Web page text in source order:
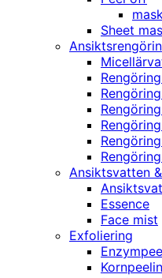
Sheet
Ansiktsvatten
Essence
Face mist
Exfoliering